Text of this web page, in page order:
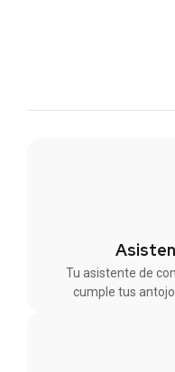
Tu asistente de
cumple tus